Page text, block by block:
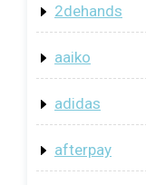
2dehands
aaiko
adidas
afterpay